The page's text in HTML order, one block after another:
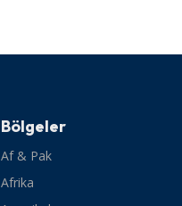
Bölgeler
Af & Pak
Afrika